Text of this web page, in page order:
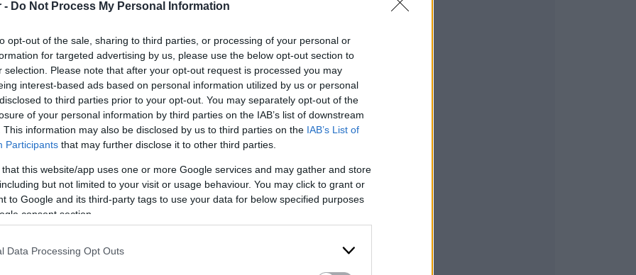
- Do Not Process My Personal Information
opt-out of the sale, sharing to third parties, or processing of your personal or
for targeted advertising by us, please use the below opt-out section to
selection. Please note that after your opt-out request is processed you may
interest-based ads based on personal information utilized by us or personal
to third parties prior to your opt-out. You may separately opt-out of the
of your personal information by third parties on the IAB’s list of downstream
This information may also be disclosed by us to third parties on the IAB’s List of
Participants that may further disclose it to other third parties.
that this website/app uses one or more Google services and may gather and store
but not limited to your visit or usage behaviour. You may click to grant or
to Google and its third-party tags to use your data for below specified purposes
consent section.
Data Processing Opt Outs
Ι.Κ.Α. προσέρχονται για
Το πρόβλημα αποτελεί βόμβα για τη
Δημόσια υγεία καθώς υπάρχει
μεγάλος κίνδυνος να επιστρέψουν
σοβαρές ασθένειες, απειλητικές για τη
ζωή, όπως ο τέτανος, ο κοκκύτης, η
διεφθερίτιδα, η ιλαρά, η ερυθρά, η
μηνιγγίτιδα και η ηπατίτιδα Β.